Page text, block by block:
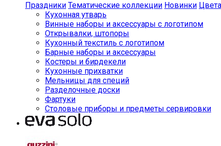
Праздники Тематические коллекции Новинки Цвета
Кухонная утварь
Винные наборы и аксессуары с логотипом
Открывалки, штопоры
Кухонный текстиль с логотипом
Барные наборы и аксессуары
Костеры и бирдекели
Кухонные прихватки
Мельницы для специй
Разделочные доски
Фартуки
Столовые приборы и предметы сервировки